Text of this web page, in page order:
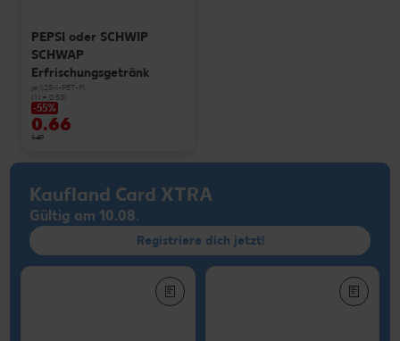
PEPSI oder SCHWIP
SCHWAP
Erfrischungsgetränk
je 1,25-l-PET-Fl.
(1 l = 0.53)
-55%
0.66
1.49
Kaufland Card XTRA
Gültig am 10.08.
Registriere dich jetzt!